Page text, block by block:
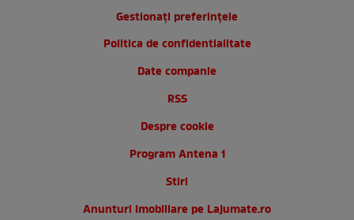
Gestionați preferințele
Politica de confidentialitate
Date companie
RSS
Despre cookie
Program Antena 1
Stiri
Anunturi imobiliare pe Lajumate.ro